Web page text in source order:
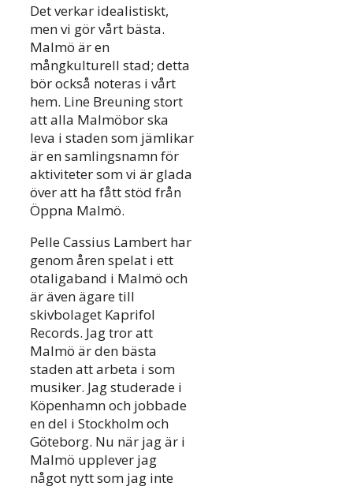
Det verkar idealistiskt,
men vi gör vårt bästa.
Malmö är en
mångkulturell stad; detta
bör också noteras i vårt
hem. Line Breuning stort
att alla Malmöbor ska
leva i staden som jämlikar
är en samlingsnamn för
aktiviteter som vi är glada
över att ha fått stöd från
Öppna Malmö.
Pelle Cassius Lambert har
genom åren spelat i ett
otaligaband i Malmö och
är även ägare till
skivbolaget Kaprifol
Records. Jag tror att
Malmö är den bästa
staden att arbeta i som
musiker. Jag studerade i
Köpenhamn och jobbade
en del i Stockholm och
Göteborg. Nu när jag är i
Malmö upplever jag
något nytt som jag inte